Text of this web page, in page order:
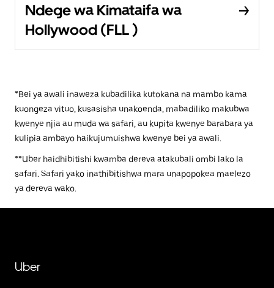
Ndege wa Kimataifa wa
Hollywood (FLL )
*Bei ya awali inaweza kubadilika kutokana na mambo kama
kuongeza vituo, kusasisha unakoenda, mabadiliko makubwa
kwenye njia au muda wa safari, au kupita kwenye barabara ya
kulipia ambayo haikujumuishwa kwenye bei ya awali.
**Uber haidhibitishi kwamba dereva atakubali ombi lako la
safari. Safari yako inathibitishwa mara unapopokea maelezo
ya dereva wako.
Uber